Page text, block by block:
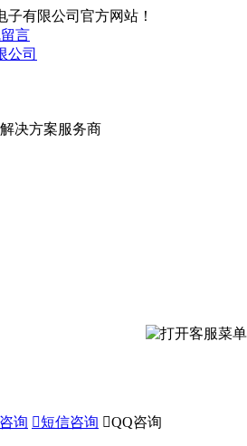
有限公司官方网站！
言
决方案服务商
询 短信咨询 QQ咨询